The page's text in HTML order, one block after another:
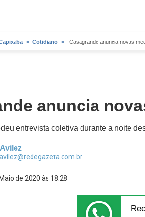
Cotidiano Casagrande anuncia novas
anuncia
entrevista coletiva durante a noite
lavilez@redegazeta.com.br
de 2020 às 18:28